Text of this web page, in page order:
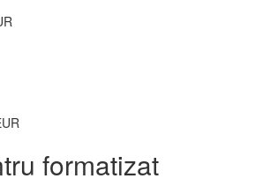
formatizat